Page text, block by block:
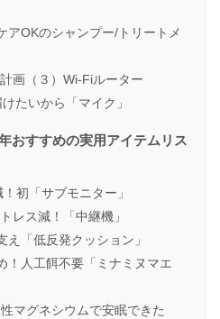
アOKのシャンプー/トリートメ
画（３）Wi-Fiルーター
たいから「マイク」
おすすめの実用アイテムリス
初「サブモニター」
レス減！「中継機」
「低反発クッション」
！人工餌不要「ミナミヌマエ
マグネシウムで安眠できた